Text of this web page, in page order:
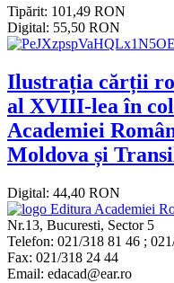
Tipărit: 101,49 RON
Digital: 55,50 RON
Ilustrația cărții
al XVIII-lea în
Academiei
Moldova și
Digital: 44,40 RON
Editura Academiei
Nr.13, Bucuresti, Sector 5
Telefon: 021/318 81 46 ;
Fax: 021/318 24 44
Email: edacad@ear.ro